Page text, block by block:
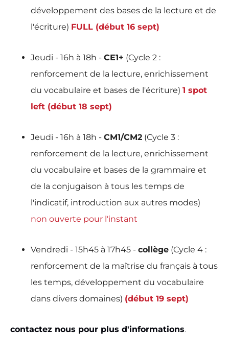
développement des bases de la lecture et de
l'écriture) FULL (début 16 sept)
Jeudi - 16h à 18h - CE1+ (Cycle 2 :
renforcement de la lecture, enrichissement
du vocabulaire et bases de l'écriture) 1 spot
left (début 18 sept)
Jeudi - 16h à 18h - CM1/CM2 (Cycle 3 :
renforcement de la lecture, enrichissement
du vocabulaire et bases de la grammaire et
de la conjugaison à tous les temps de
l'indicatif, introduction aux autres modes)
non ouverte pour l'instant
Vendredi - 15h45 à 17h45 - collège (Cycle 4 :
renforcement de la maîtrise du français à tous
les temps, développement du vocabulaire
dans divers domaines) (début 19 sept)
contactez nous pour plus d'informations.